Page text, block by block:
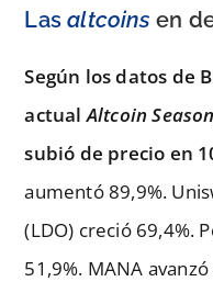
Lasaltcoins en
Según los datos de
actualAltcoin Season
subió de precio en
aumentó 89,9%.
(LDO) creció 69,4%.
51,9%. MANA